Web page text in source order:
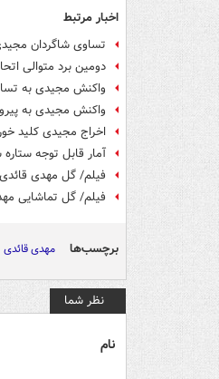
اخبار مرتبط
تساوی شاگردان
دومین برد متوالی
واکنش مجیدی به
واکنش مجیدی به
اخراج مجیدی کلید
آمار قابل توجه
فیلم/ گل مهدی قائدی
فیلم/ گل تماشایی
برچسب‌ها مهدی قائدی
نظر شما
نام